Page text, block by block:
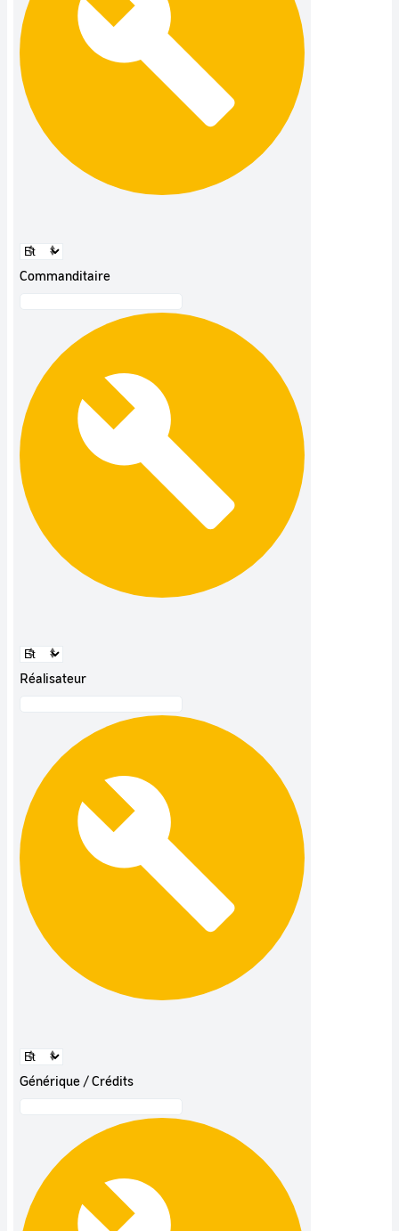
Commanditaire
Réalisateur
Générique / Crédits